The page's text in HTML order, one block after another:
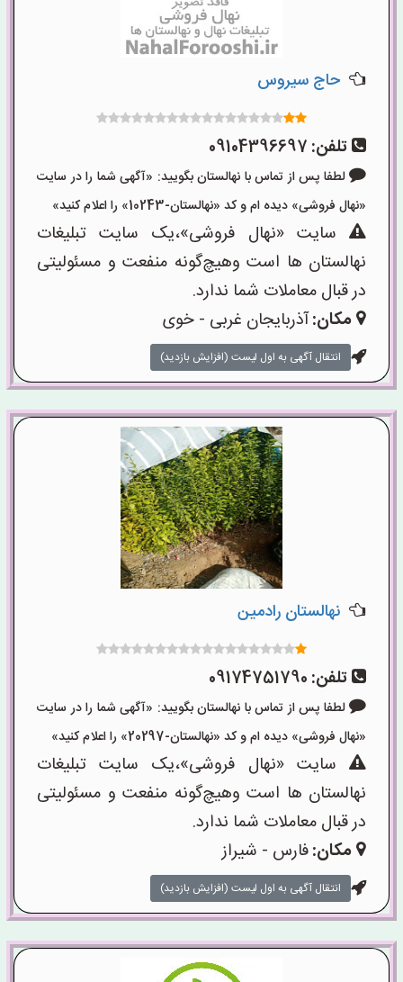
حاج سیروس
تلفن: 09104396697
لطفا پس از تماس با نهالستان بگویید: «آگهی شما را در سایت
«نهال فروشی» دیده ام و کد «نهالستان-10243» را اعلام کنید»
سایت «نهال فروشی»،یک سایت تبلیغات
نهالستان ها است وهیچ‌گونه منفعت و مسئولیتی
در قبال معاملات شما ندارد.
مکان:آذربایجان غربی - خوی
انتقال آگهی به اول لیست (افزایش بازدید)
نهالستان رادمین
تلفن: 09174751790
لطفا پس از تماس با نهالستان بگویید: «آگهی شما را در سایت
«نهال فروشی» دیده ام و کد «نهالستان-20297» را اعلام کنید»
سایت «نهال فروشی»،یک سایت تبلیغات
نهالستان ها است وهیچ‌گونه منفعت و مسئولیتی
در قبال معاملات شما ندارد.
مکان:فارس - شیراز
انتقال آگهی به اول لیست (افزایش بازدید)